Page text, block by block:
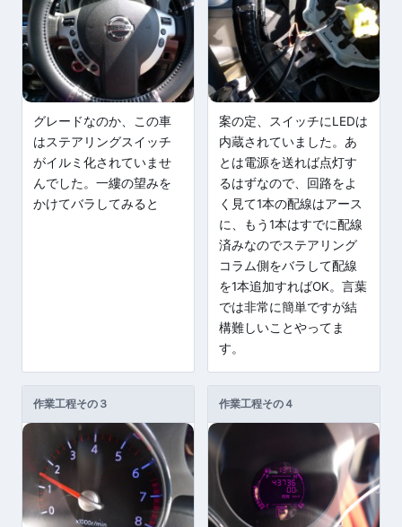
グレードなのか、この車
はステアリングスイッチ
がイルミ化されていませ
んでした。一縷の望みを
かけてバラしてみると
案の定、スイッチにLEDは
内蔵されていました。あ
とは電源を送れば点灯す
るはずなので、回路をよ
く見て1本の配線はアース
に、もう1本はすでに配線
済みなのでステアリング
コラム側をバラして配線
を1本追加すればOK。言葉
では非常に簡単ですが結
構難しいことやってま
す。
作業工程その３ 作業工程その４